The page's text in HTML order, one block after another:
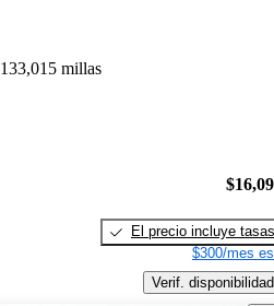
133,015 millas
El precio incluye tasas
$300/mes
Verif. disponibilidad